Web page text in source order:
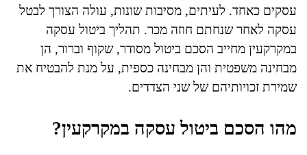
עסקים כאחד. לעיתים, מסיבות שונות, עולה הצורך לבטל
עסקה לאחר שנחתם חוזה מכר. תהליך ביטול עסקה
במקרקעין מחייב הסכם ביטול מסודר, שקוף וברור, הן
מבחינה משפטית והן מבחינה כספית, על מנת להבטיח את
שמירת זכויותיהם של שני הצדדים.
מהו הסכם ביטול עסקה במקרקעין?